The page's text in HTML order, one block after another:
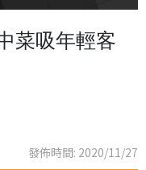
菜吸年輕客
發佈時間: 2020/11/27